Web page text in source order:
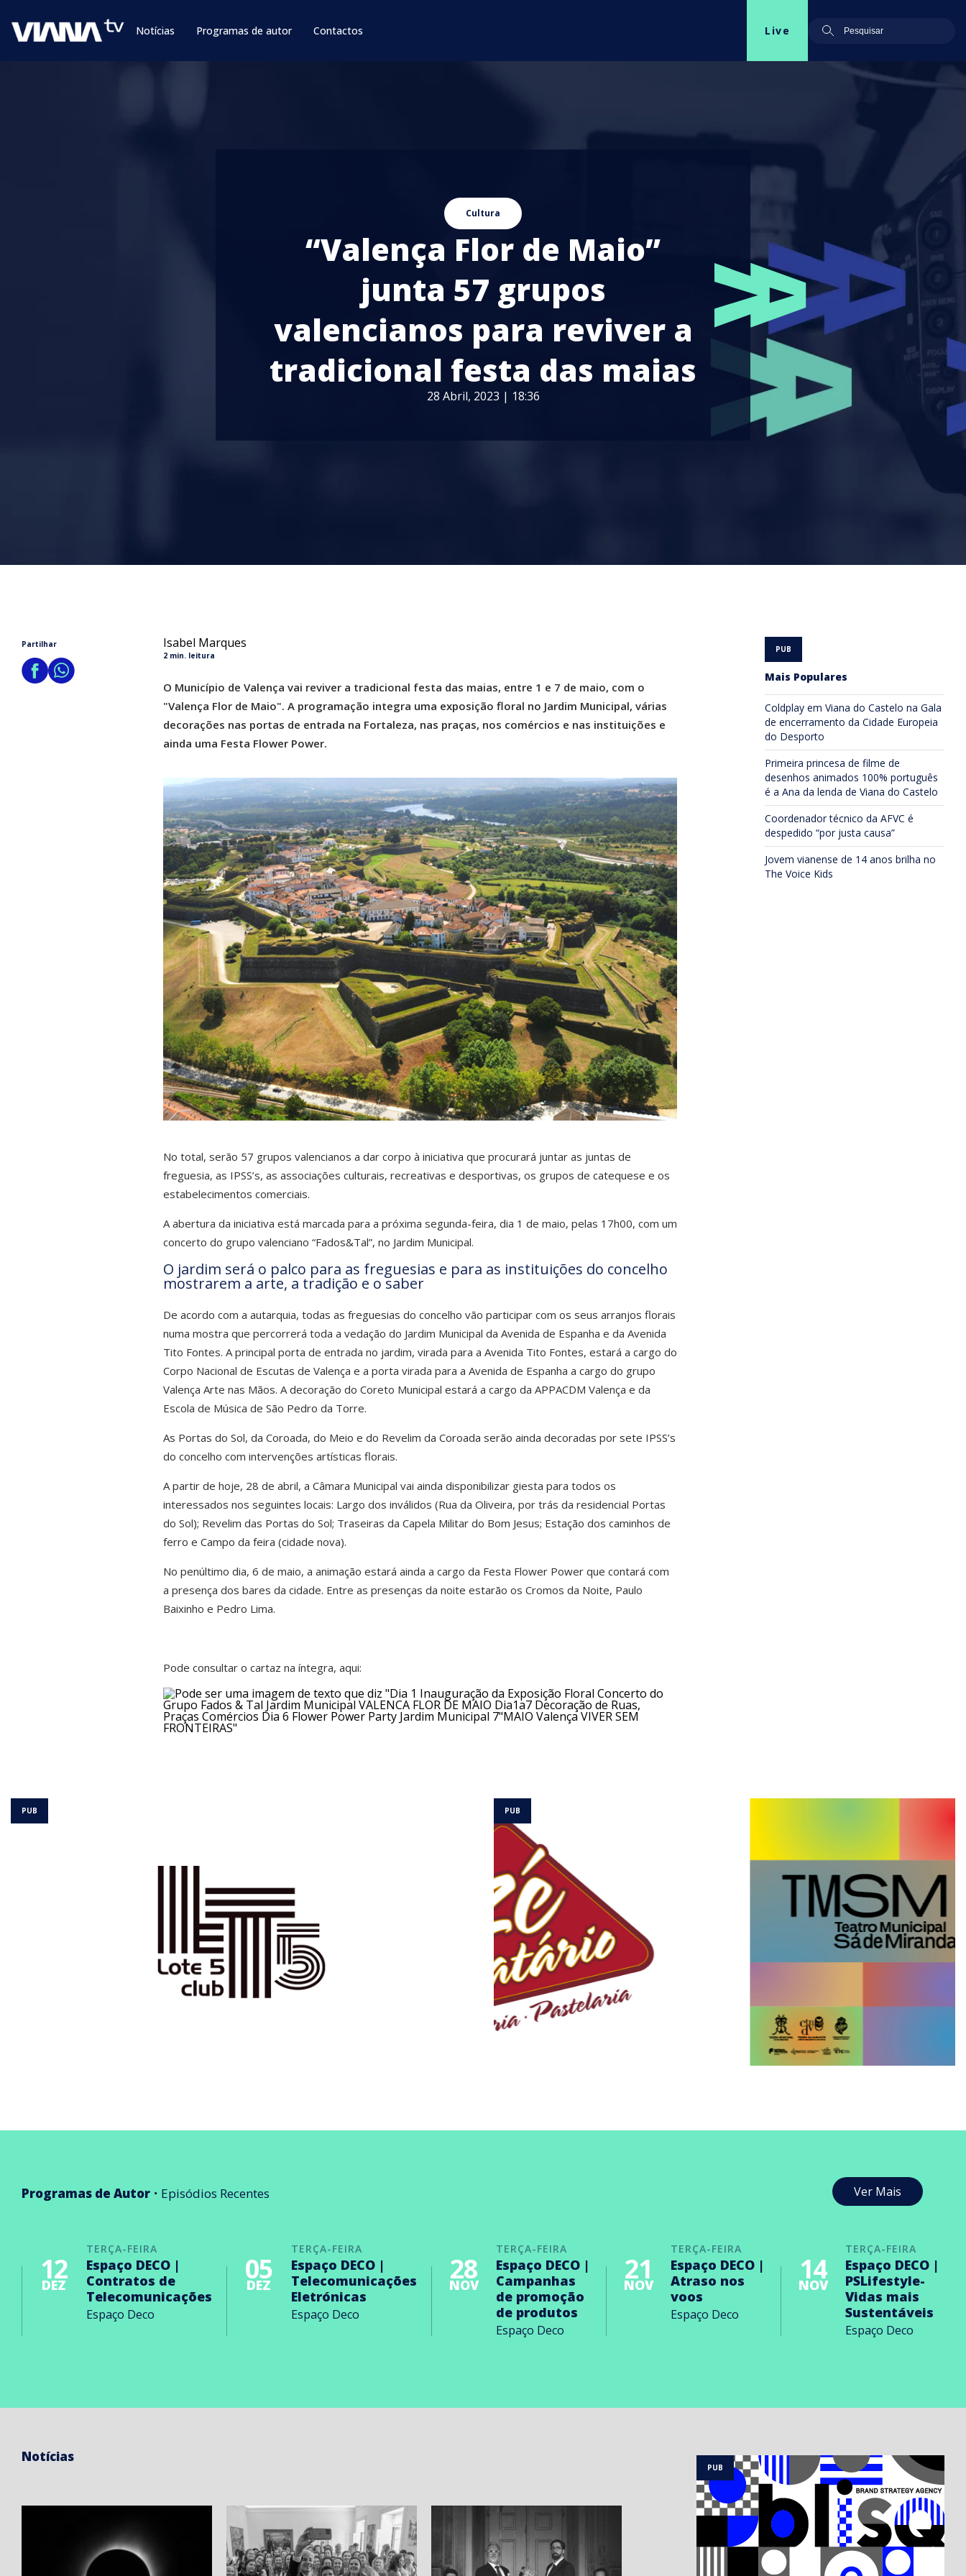
Notícias Programas de autor Contactos Live
Cultura
“Valença Flor de Maio”
junta 57 grupos
valencianos para reviver a
tradicional festa das maias
28 Abril, 2023 | 18:36
Partilhar Isabel Marques
2 min. leitura
O Município de Valença vai reviver a tradicional festa das maias, entre 1 e 7 de maio, com o
"Valença Flor de Maio". A programação integra uma exposição floral no Jardim Municipal, várias
decorações nas portas de entrada na Fortaleza, nas praças, nos comércios e nas instituições e
ainda uma Festa Flower Power.
No total, serão 57 grupos valencianos a dar corpo à iniciativa que procurará juntar as juntas de
freguesia, as IPSS’s, as associações culturais, recreativas e desportivas, os grupos de catequese e os
estabelecimentos comerciais.
A abertura da iniciativa está marcada para a próxima segunda-feira, dia 1 de maio, pelas 17h00, com um
concerto do grupo valenciano “Fados&Tal”, no Jardim Municipal.
O jardim será o palco para as freguesias e para as instituições do concelho
mostrarem a arte, a tradição e o saber
De acordo com a autarquia, todas as freguesias do concelho vão participar com os seus arranjos florais
numa mostra que percorrerá toda a vedação do Jardim Municipal da Avenida de Espanha e da Avenida
Tito Fontes. A principal porta de entrada no jardim, virada para a Avenida Tito Fontes, estará a cargo do
Corpo Nacional de Escutas de Valença e a porta virada para a Avenida de Espanha a cargo do grupo
Valença Arte nas Mãos. A decoração do Coreto Municipal estará a cargo da APPACDM Valença e da
Escola de Música de São Pedro da Torre.
As Portas do Sol, da Coroada, do Meio e do Revelim da Coroada serão ainda decoradas por sete IPSS’s
do concelho com intervenções artísticas florais.
A partir de hoje, 28 de abril, a Câmara Municipal vai ainda disponibilizar giesta para todos os
interessados nos seguintes locais: Largo dos inválidos (Rua da Oliveira, por trás da residencial Portas
do Sol); Revelim das Portas do Sol; Traseiras da Capela Militar do Bom Jesus; Estação dos caminhos de
ferro e Campo da feira (cidade nova).
No penúltimo dia, 6 de maio, a animação estará ainda a cargo da Festa Flower Power que contará com
a presença dos bares da cidade. Entre as presenças da noite estarão os Cromos da Noite, Paulo
Baixinho e Pedro Lima.
Pode consultar o cartaz na íntegra, aqui:
Mais Populares
Coldplay em Viana do Castelo na Gala
de encerramento da Cidade Europeia
do Desporto
Primeira princesa de filme de
desenhos animados 100% português
é a Ana da lenda de Viana do Castelo
Coordenador técnico da AFVC é
despedido “por justa causa”
Jovem vianense de 14 anos brilha no
The Voice Kids
Programas de Autor Episódios Recentes Ver Mais
TERÇA-FEIRA
12
DEZ
Espaço DECO |
Contratos de
Telecomunicações
Espaço Deco
TERÇA-FEIRA
05
DEZ
Espaço DECO |
Telecomunicações
Eletrónicas
Espaço Deco
TERÇA-FEIRA
28
NOV
Espaço DECO |
Campanhas
de promoção
de produtos
Espaço Deco
TERÇA-FEIRA
21
NOV
Espaço DECO |
Atraso nos
voos
Espaço Deco
TERÇA-FEIRA
14
NOV
Espaço DECO |
PSLifestyle-
Vidas mais
Sustentáveis
Espaço Deco
Notícias